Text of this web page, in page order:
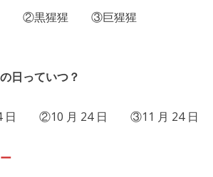
②黒猩猩 ③巨猩猩
日っていつ？
日 ②10 月 24 日 ③11 月 24 日